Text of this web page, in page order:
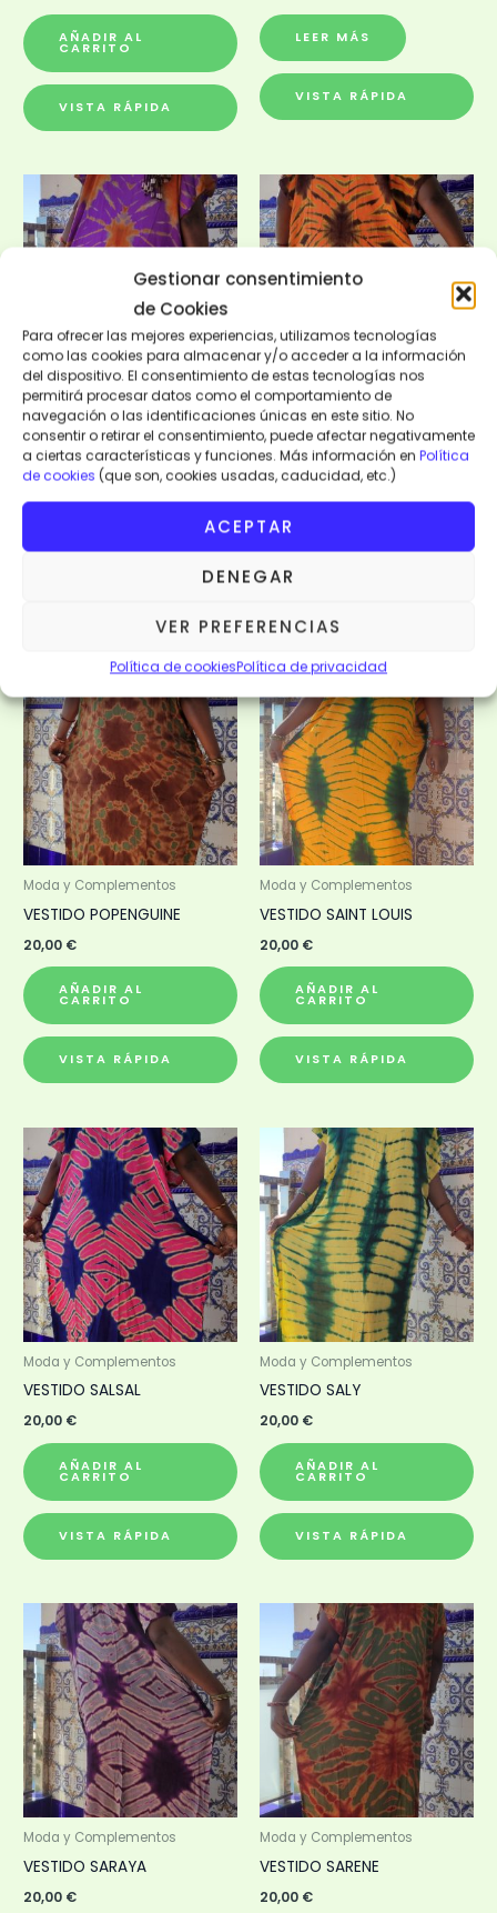
Gestionar consentimiento
de Cookies
Para ofrecer las mejores experiencias, utilizamos tecnologías
como las cookies para almacenar y/o acceder a la información
del dispositivo. El consentimiento de estas tecnologías nos
permitirá procesar datos como el comportamiento de
navegación o las identificaciones únicas en este sitio. No
consentir o retirar el consentimiento, puede afectar negativamente
a ciertas características y funciones. Más información en Política
de cookies (que son, cookies usadas, caducidad, etc.)
ACEPTAR
DENEGAR
VER PREFERENCIAS
Política de cookiesPolítica de privacidad
AÑADIR AL
CARRITO
VISTA RÁPIDA
LEER MÁS
VISTA RÁPIDA
Moda y Complementos
VESTIDO NIANING
20,00€
Moda y Complementos
VESTIDO NIODIOR
20,00€
Moda y Complementos
VESTIDO POPENGUINE
20,00 €
AÑADIR AL
CARRITO
VISTA RÁPIDA
Moda y Complementos
VESTIDO SAINT LOUIS
20,00 €
AÑADIR AL
CARRITO
VISTA RÁPIDA
Moda y Complementos
VESTIDO SALSAL
20,00 €
AÑADIR AL
CARRITO
VISTA RÁPIDA
Moda y Complementos
VESTIDO SALY
20,00 €
AÑADIR AL
CARRITO
VISTA RÁPIDA
Moda y Complementos
VESTIDO SARAYA
20,00 €
Moda y Complementos
VESTIDO SARENE
20,00 €